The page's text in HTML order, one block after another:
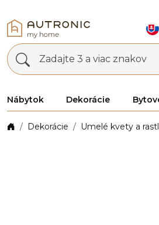
Zadajte 3 a viac znakov
Nábytok Dekorácie
Dekorácie Umelé kvety a